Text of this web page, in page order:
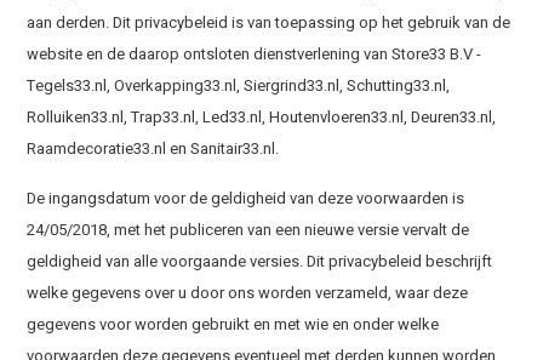
aan derden. Dit privacybeleid is van toepassing op het gebruik van de
website en de daarop ontsloten dienstverlening van Store33 B.V -
Tegels33.nl, Overkapping33.nl, Siergrind33.nl, Schutting33.nl,
Rolluiken33.nl, Trap33.nl, Led33.nl, Houtenvloeren33.nl, Deuren33.nl,
Raamdecoratie33.nl en Sanitair33.nl.
De ingangsdatum voor de geldigheid van deze voorwaarden is
24/05/2018, met het publiceren van een nieuwe versie vervalt de
geldigheid van alle voorgaande versies. Dit privacybeleid beschrijft
welke gegevens over u door ons worden verzameld, waar deze
gegevens voor worden gebruikt en met wie en onder welke